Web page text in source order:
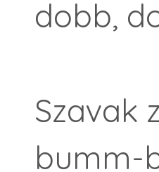
dobb,
Szavak
bumm-